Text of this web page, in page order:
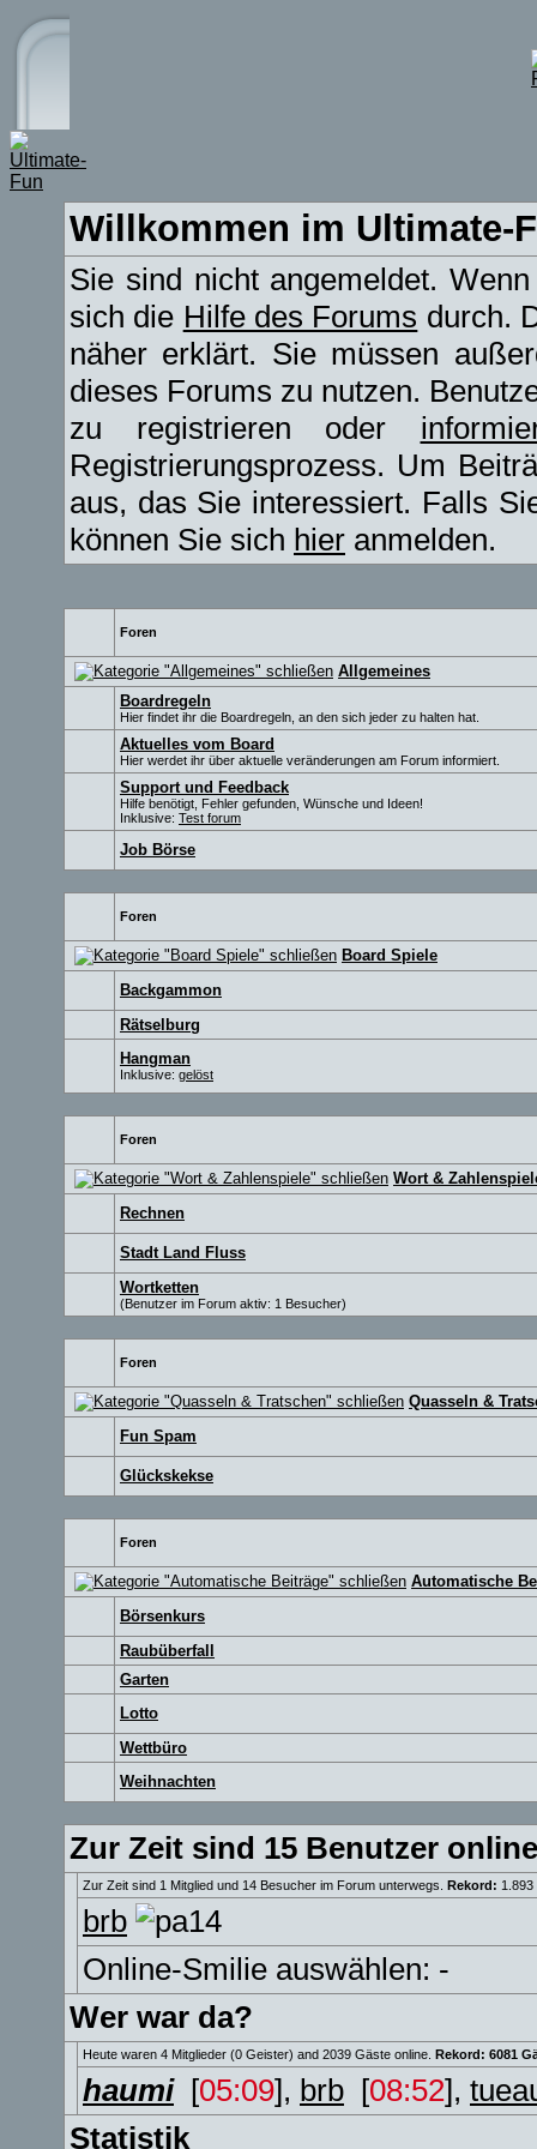
Willkommen im Ultimate-
Sie sind nicht angemeldet.
sich die Hilfe des Forums durch.
näher erklärt. Sie müssen
dieses Forums zu nutzen.
zu registrieren oder
Registrierungsprozess. Um
aus, das Sie interessiert. Falls
können Sie sich hier anmelden.
Foren
Allgemeines
Boardregeln
Hier findet ihr die Boardregeln, an den sich jeder zu halten hat.
Aktuelles vom Board
Hier werdet ihr über aktuelle veränderungen am Forum informiert.
Support und Feedback
Hilfe benötigt, Fehler gefunden, Wünsche und Ideen!
Inklusive: Test forum
Job Börse
Foren
Board Spiele
Backgammon
Rätselburg
Hangman
Inklusive: gelöst
Foren
Wort &
Rechnen
Stadt Land Fluss
Wortketten
(Benutzer im Forum aktiv: 1 Besucher)
Foren
Quasseln &
Fun Spam
Glückskekse
Foren
Automatische
Börsenkurs
Raubüberfall
Garten
Lotto
Wettbüro
Weihnachten
Zur Zeit sind 15 Benutzer
Zur Zeit sind 1 Mitglied und 14 Besucher im Forum unterwegs. Rekord:
brb
Online-Smilie auswählen: -
Wer war da?
Heute waren 4 Mitglieder (0 Geister) and 2039 Gäste online. Rekord: 6081
haumi[05:09], brb [08:52],
Statistik